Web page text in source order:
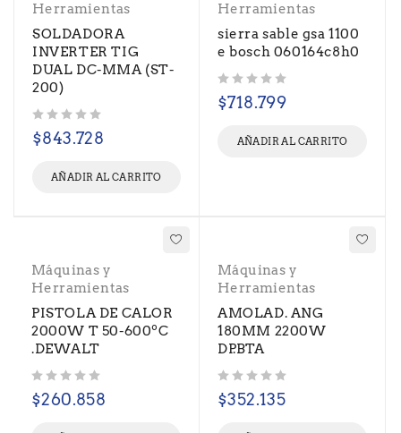
Herramientas
SOLDADORA
INVERTER TIG
DUAL DC-MMA (ST-
200)
$843.728
AÑADIR AL CARRITO
Herramientas
sierra sable gsa 1100
e bosch 060164c8h0
$718.799
AÑADIR AL CARRITO
Máquinas y
Herramientas
PISTOLA DE CALOR
2000W T 50-600ºC
.DEWALT
$260.858
Máquinas y
Herramientas
AMOLAD. ANG
180MM 2200W
DP.BTA
$352.135